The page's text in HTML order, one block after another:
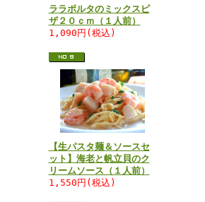
ララポルタのミックスピ
ザ２０ｃｍ（１人前）
1,090円(税込)
【生パスタ麺＆ソースセ
ット】海老と帆立貝のク
リームソース（１人前）
1,550円(税込)